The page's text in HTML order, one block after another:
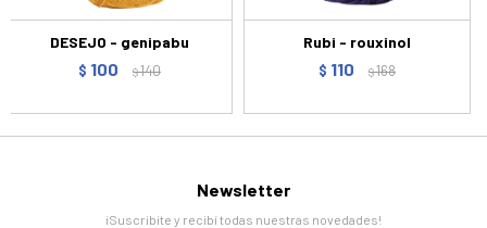
DESEJO - genipabu
$ 100 $140
Rubi - rouxinol
$ 110 $168
Newsletter
¡Suscribite y recibí todas nuestras novedades!